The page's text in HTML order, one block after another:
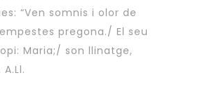
“Ven somnis i olor de
pregona./ El seu
Maria;/ son llinatge,
A.Ll.